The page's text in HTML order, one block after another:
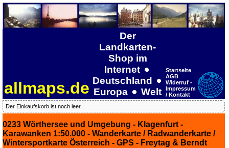
allmaps.de
Der
Landkarten-
Shop im
Internet
Deutschland
Europa
Welt
Startseite
AGB
Widerruf -
Impressum
/ Kontakt
Der Einkaufskorb ist noch leer.
0233 Wörthersee und Umgebung - Klagenfurt -
Karawanken 1:50.000 - Wanderkarte / Radwanderkarte /
Wintersportkarte Österreich - GPS - Freytag & Berndt